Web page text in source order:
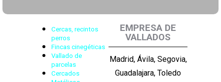
Cercas, recintos
perros
Fincas cinegéticas
Vallado de
parcelas
Cercados
EMPRESA DE
VALLADOS
Madrid, Ávila, Segovia,
Guadalajara, Toledo